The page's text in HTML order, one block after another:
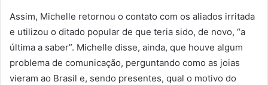
Assim, Michelle retornou o contato com os aliados irritada
e utilizou o ditado popular de que teria sido, de novo, “a
última a saber”. Michelle disse, ainda, que houve algum
problema de comunicação, perguntando como as joias
vieram ao Brasil e, sendo presentes, qual o motivo do